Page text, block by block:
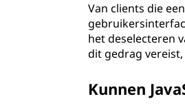
Van clients die
het deselecteren
dit gedrag
Kunnen